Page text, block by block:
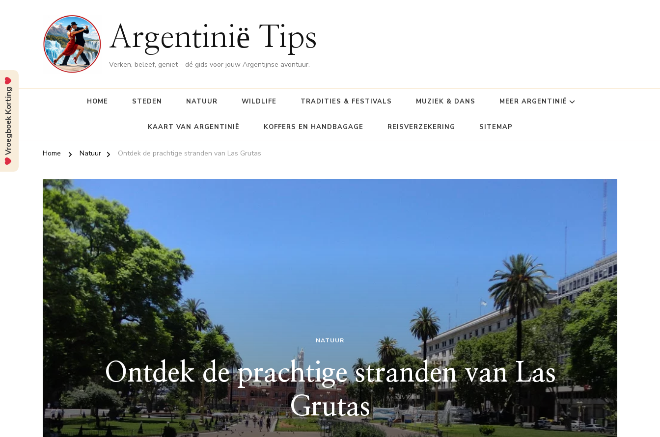
Argentinië Tips
Verken, beleef, geniet – dé gids voor jouw Argentijnse avontuur.
HOME STEDEN NATUUR WILDLIFE TRADITIES & FESTIVALS MUZIEK & DANS MEER ARGENTINIË
KAART VAN ARGENTINIË KOFFERS EN HANDBAGAGE REISVERZEKERING SITEMAP
Home Natuur Ontdek de prachtige stranden van Las Grutas
NATUUR
Ontdek de prachtige stranden van Las
Grutas
Vroegboek Korting